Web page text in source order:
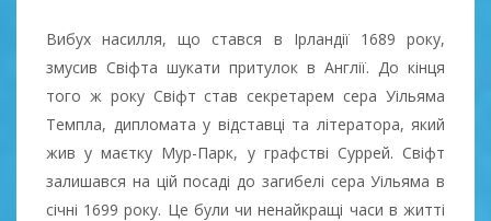
Вибух насилля, що стався в Ірландії 1689 року,
змусив Свіфта шукати притулок в Англії. До кінця
того ж року Свіфт став секретарем сера Уільяма
Темпла, дипломата у відставці та літератора, який
жив у маєтку Мур-Парк, у графстві Суррей. Свіфт
залишався на цій посаді до загибелі сера Уільяма в
січні 1699 року. Це були чи ненайкращі часи в житті